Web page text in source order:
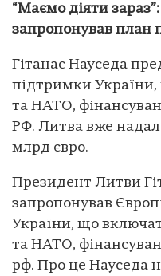
“Маємо діяти
запропонував план
Гітанас Науседа
підтримки
та НАТО,
РФ. Литва вже
млрд євро.
Президент Литви
запропонував
України, що
та НАТО,
рф. Про це Науседа